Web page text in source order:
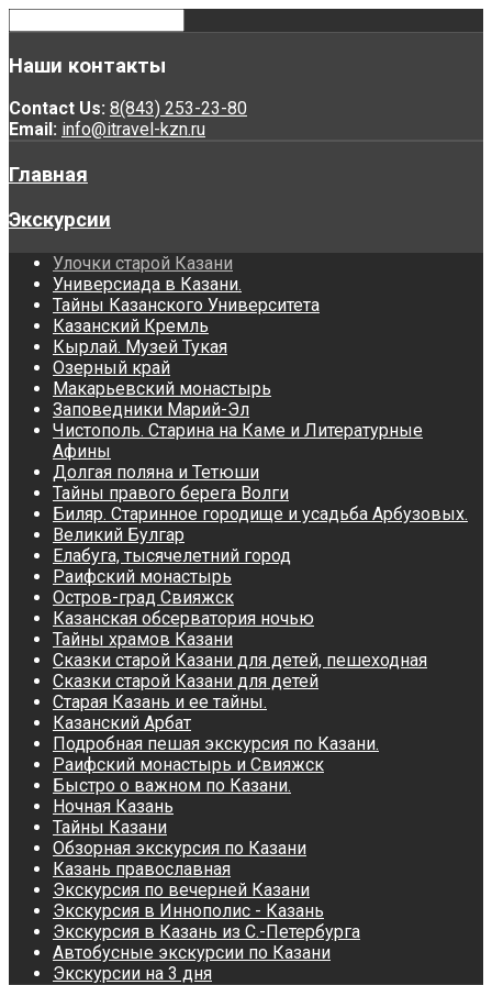
Наши контакты
Contact Us: 8(843) 253-23-80
Email: info@itravel-kzn.ru
Главная
Экскурсии
Улочки старой Казани
Универсиада в Казани.
Тайны Казанского Университета
Казанский Кремль
Кырлай. Музей Тукая
Озерный край
Макарьевский монастырь
Заповедники Марий-Эл
Чистополь. Старина на Каме и Литературные
Афины
Долгая поляна и Тетюши
Тайны правого берега Волги
Биляр. Старинное городище и усадьба Арбузовых.
Великий Булгар
Елабуга, тысячелетний город
Раифский монастырь
Остров-град Свияжск
Казанская обсерватория ночью
Тайны храмов Казани
Сказки старой Казани для детей, пешеходная
Сказки старой Казани для детей
Старая Казань и ее тайны.
Казанский Арбат
Подробная пешая экскурсия по Казани.
Раифский монастырь и Свияжск
Быстро о важном по Казани.
Ночная Казань
Тайны Казани
Обзорная экскурсия по Казани
Казань православная
Экскурсия по вечерней Казани
Экскурсия в Иннополис - Казань
Экскурсия в Казань из С.-Петербурга
Автобусные экскурсии по Казани
Экскурсии на 3 дня